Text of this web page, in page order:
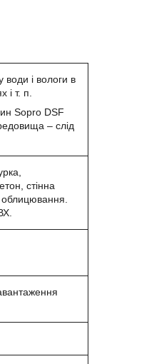
води і вологи в
т. п.
Sopro DSF
– слід
стінна
облицювання.